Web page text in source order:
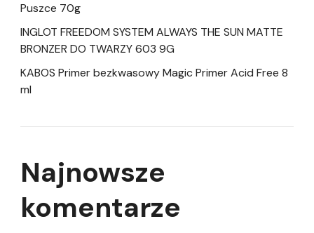
Puszce 70g
INGLOT FREEDOM SYSTEM ALWAYS THE SUN MATTE
BRONZER DO TWARZY 603 9G
KABOS Primer bezkwasowy Magic Primer Acid Free 8
ml
Najnowsze
komentarze